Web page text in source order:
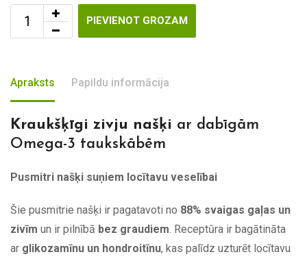
PIEVIENOT GROZAM
Apraksts Papildu informācija
Kraukšķīgi zivju našķi ar dabīgām
Omega-3 taukskābēm
Pusmitri našķi suņiem locītavu veselībai
Šie pusmitrie našķi ir pagatavoti no 88% svaigas gaļas un
zivīm un ir pilnībā bez graudiem . Receptūra ir bagātināta
ar glikozamīnu un hondroitīnu, kas palīdz uzturēt locītavu